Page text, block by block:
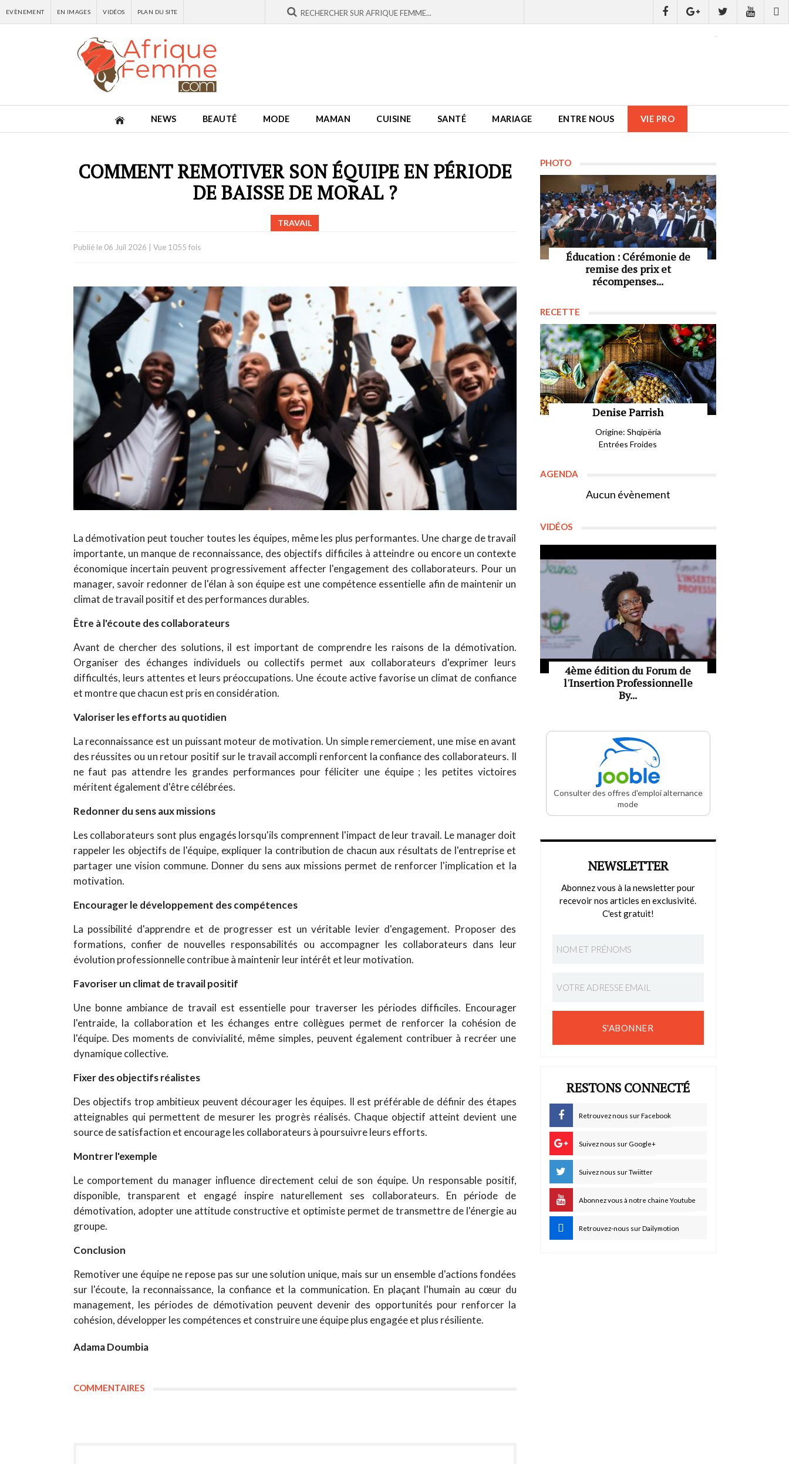
EVÈNEMENT EN IMAGES VIDÉOS PLAN DU SITE
NEWS BEAUTÉ MODE MAMAN CUISINE SANTÉ MARIAGE ENTRE NOUS VIE PRO
COMMENT REMOTIVER SON ÉQUIPE EN PÉRIODE
DE BAISSE DE MORAL ?
TRAVAIL
Publié le 06 Juil 2026 Vue 1055 fois
La démotivation peut toucher toutes les équipes, même les plus performantes. Une charge de travail
importante, un manque de reconnaissance, des objectifs difficiles à atteindre ou encore un contexte
économique incertain peuvent progressivement affecter l'engagement des collaborateurs. Pour un
manager, savoir redonner de l'élan à son équipe est une compétence essentielle afin de maintenir un
climat de travail positif et des performances durables.
Être à l'écoute des collaborateurs
Avant de chercher des solutions, il est important de comprendre les raisons de la démotivation.
Organiser des échanges individuels ou collectifs permet aux collaborateurs d'exprimer leurs
difficultés, leurs attentes et leurs préoccupations. Une écoute active favorise un climat de confiance
et montre que chacun est pris en considération.
Valoriser les efforts au quotidien
La reconnaissance est un puissant moteur de motivation. Un simple remerciement, une mise en avant
des réussites ou un retour positif sur le travail accompli renforcent la confiance des collaborateurs. Il
ne faut pas attendre les grandes performances pour féliciter une équipe ; les petites victoires
méritent également d'être célébrées.
Redonner du sens aux missions
Les collaborateurs sont plus engagés lorsqu'ils comprennent l'impact de leur travail. Le manager doit
rappeler les objectifs de l'équipe, expliquer la contribution de chacun aux résultats de l'entreprise et
partager une vision commune. Donner du sens aux missions permet de renforcer l'implication et la
motivation.
Encourager le développement des compétences
La possibilité d'apprendre et de progresser est un véritable levier d'engagement. Proposer des
formations, confier de nouvelles responsabilités ou accompagner les collaborateurs dans leur
évolution professionnelle contribue à maintenir leur intérêt et leur motivation.
Favoriser un climat de travail positif
Une bonne ambiance de travail est essentielle pour traverser les périodes difficiles. Encourager
l'entraide, la collaboration et les échanges entre collègues permet de renforcer la cohésion de
l'équipe. Des moments de convivialité, même simples, peuvent également contribuer à recréer une
dynamique collective.
Fixer des objectifs réalistes
Des objectifs trop ambitieux peuvent décourager les équipes. Il est préférable de définir des étapes
atteignables qui permettent de mesurer les progrès réalisés. Chaque objectif atteint devient une
source de satisfaction et encourage les collaborateurs à poursuivre leurs efforts.
Montrer l'exemple
Le comportement du manager influence directement celui de son équipe. Un responsable positif,
disponible, transparent et engagé inspire naturellement ses collaborateurs. En période de
démotivation, adopter une attitude constructive et optimiste permet de transmettre de l'énergie au
groupe.
Conclusion
Remotiver une équipe ne repose pas sur une solution unique, mais sur un ensemble d'actions fondées
sur l'écoute, la reconnaissance, la confiance et la communication. En plaçant l'humain au cœur du
management, les périodes de démotivation peuvent devenir des opportunités pour renforcer la
cohésion, développer les compétences et construire une équipe plus engagée et plus résiliente.
Adama Doumbia
COMMENTAIRES
PHOTO
Éducation : Cérémonie de
remise des prix et
récompenses...
RECETTE
Denise Parrish
Origine: Shqipëria
Entrées Froides
AGENDA
Aucun évènement
VIDÉOS
4ème édition du Forum de
l'Insertion Professionnelle
By...
Consulter des offres d'emploi alternance
mode
NEWSLETTER
Abonnez vous à la newsletter pour
recevoir nos articles en exclusivité.
C'est gratuit!
S'ABONNER
RESTONS CONNECTÉ
Retrouvez nous sur Facebook
Suivez nous sur Google+
Suivez nous sur Twiitter
Abonnez vous à notre chaine Youtube
Retrouvez-nous sur Dailymotion